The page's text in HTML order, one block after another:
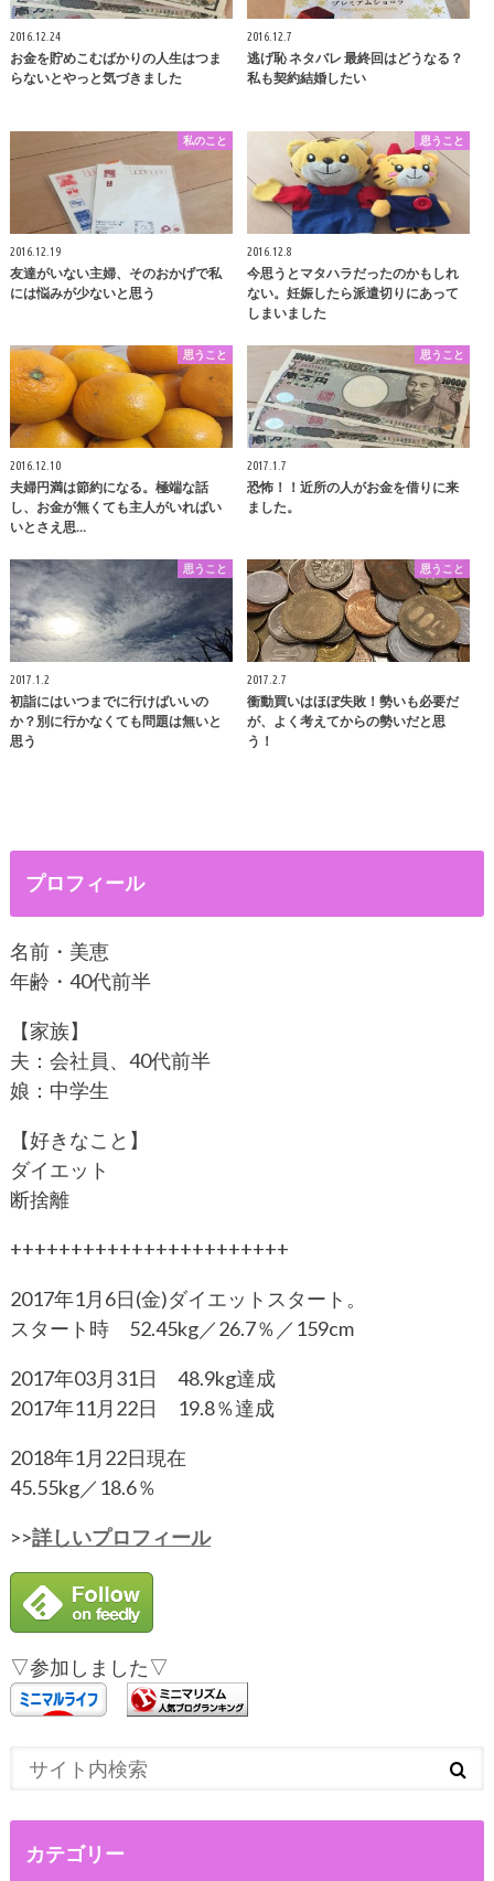
2016.12.24
お金を貯めこむばかりの人生はつま
らないとやっと気づきました
2016.12.7
逃げ恥 ネタバレ 最終回はどうなる？
私も契約結婚したい
私のこと
2016.12.19
友達がいない主婦、そのおかげで私
には悩みが少ないと思う
思うこと
2016.12.8
今思うとマタハラだったのかもしれ
ない。妊娠したら派遣切りにあって
しまいました
思うこと
2016.12.10
夫婦円満は節約になる。極端な話
し、お金が無くても主人がいればい
いとさえ思…
思うこと
2017.1.7
恐怖！！近所の人がお金を借りに来
ました。
思うこと
2017.1.2
初詣にはいつまでに行けばいいの
か？別に行かなくても問題は無いと
思う
思うこと
2017.2.7
衝動買いはほぼ失敗！勢いも必要だ
が、よく考えてからの勢いだと思
う！
プロフィール
名前・美恵
年齢・40代前半
【家族】
夫：会社員、40代前半
娘：中学生
【好きなこと】
ダイエット
断捨離
+++++++++++++++++++++++
2017年1月6日(金)ダイエットスタート。
スタート時 52.45kg／26.7％／159cm
2017年03月31日 48.9kg達成
2017年11月22日 19.8％達成
2018年1月22日現在
45.55kg／18.6％
>>詳しいプロフィール
▽参加しました▽
カテゴリー